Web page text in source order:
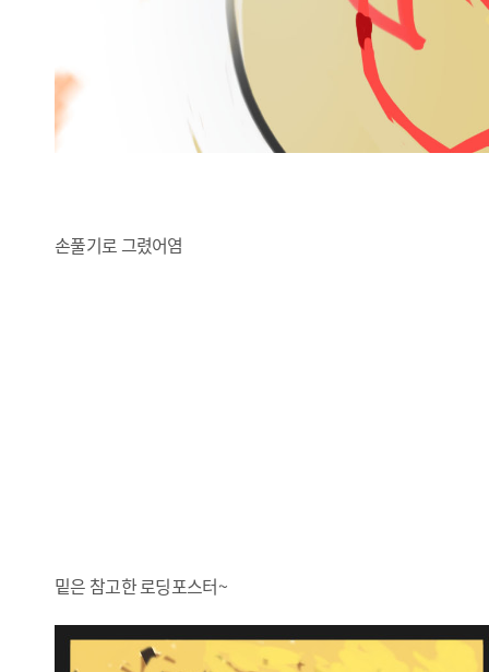
손풀기로 그렸어염
밑은 참고한 로딩포스터~